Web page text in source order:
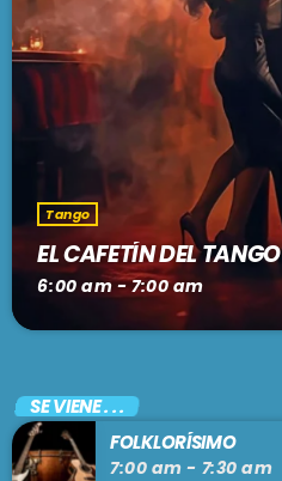
Tango
EL CAFETÍN DEL TANGO
6:00 am - 7:00 am
SE VIENE . . .
FOLKLORÍSIMO
7:00 am - 7:30 am